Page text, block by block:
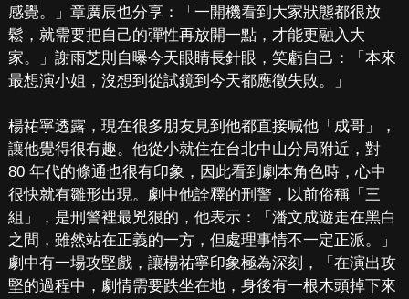
感覺。」章廣辰也分享：「一開機看到大家狀態都很放
鬆，就需要把自己的彈性再放開一點，才能更融入大
家。」謝雨芝則自曝今天眼睛長針眼，笑虧自己：「本來
最想演小姐，沒想到從試鏡到今天都應徵失敗。」
楊祐寧透露，現在很多朋友見到他都直接喊他「成哥」，
讓他覺得很有趣。他從小就住在台北中山分局附近，對
80 年代的條通也很有印象，因此看到劇本角色時，心中
很快就有雛形出現。劇中他詮釋的刑警，以前俗稱「三
組」，是刑警裡最兇狠的，他表示：「潘文成遊走在黑白
之間，雖然站在正義的一方，但處理事情不一定正派。」
劇中有一場攻堅戲，讓楊祐寧印象極為深刻，「在演出攻
堅的過程中，劇情需要跌坐在地，身後有一根木頭掉下來